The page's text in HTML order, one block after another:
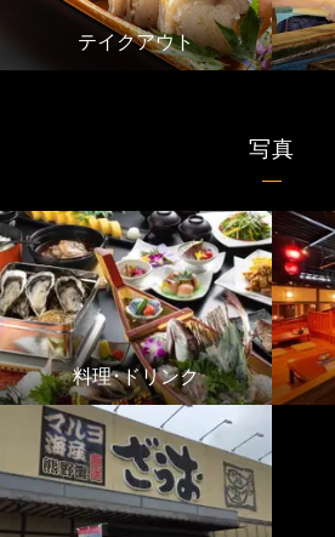
テイクアウト
写真
料理･ドリンク